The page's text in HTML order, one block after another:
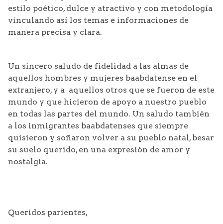
estilo poético, dulce y atractivo y con metodología
vinculando así los temas e informaciones de
manera precisa y clara.
Un sincero saludo de fidelidad a las almas de
aquellos hombres y mujeres baabdatense en el
extranjero, y a aquellos otros que se fueron de este
mundo y que hicieron de apoyo a nuestro pueblo
en todas las partes del mundo. Un saludo también
a los inmigrantes baabdatenses que siempre
quisieron y soñaron volver a su pueblo natal, besar
su suelo querido, en una expresión de amor y
nostalgia.
Queridos parientes,